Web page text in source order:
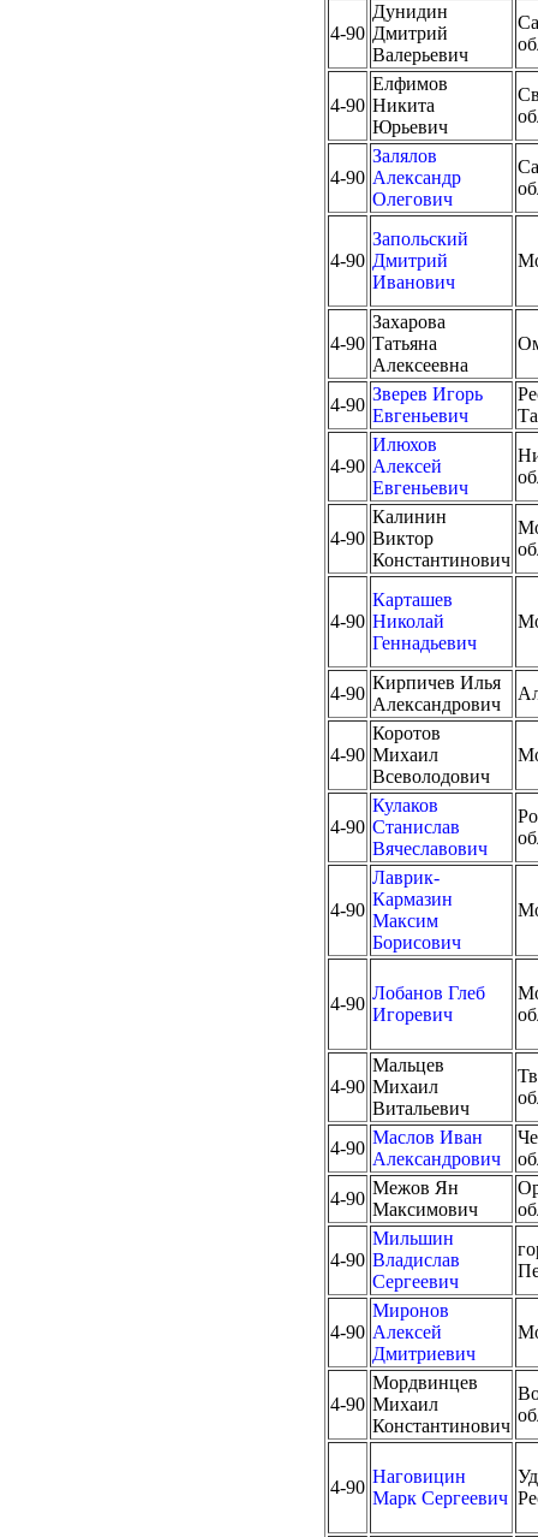
4-90
Дунидин
Дмитрий
Валерьевич
4-90
Елфимов
Никита
Юрьевич
4-90
Залялов
Александр
Олегович
4-90
Запольский
Дмитрий
Иванович
4-90
Захарова
Татьяна
Алексеевна
4-90
Зверев Игорь
Евгеньевич
4-90
Илюхов
Алексей
Евгеньевич
4-90
Калинин
Виктор
Константинович
4-90
Карташев
Николай
Геннадьевич
4-90
Кирпичев Илья
Александрович
4-90
Коротов
Михаил
Всеволодович
4-90
Кулаков
Станислав
Вячеславович
4-90
Лаврик-
Кармазин
Максим
Борисович
4-90
Лобанов Глеб
Игоревич
4-90
Мальцев
Михаил
Витальевич
4-90
Маслов Иван
Александрович
4-90
Межов Ян
Максимович
4-90
Мильшин
Владислав
Сергеевич
4-90
Миронов
Алексей
Дмитриевич
4-90
Мордвинцев
Михаил
Константинович
4-90
Наговицин
Марк Сергеевич